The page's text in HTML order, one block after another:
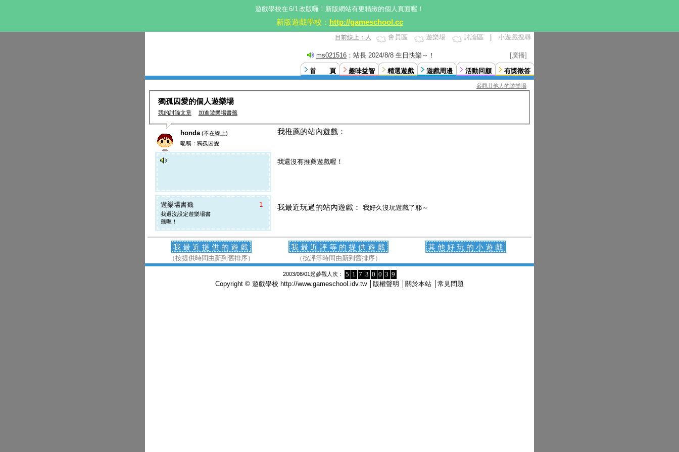
遊戲學校在 6/1改版囉！新版網站有更精緻的個人頁面喔！
新版遊戲學校： http://gameschool.cc
目前線上：人 會員區 遊樂場 討論區 小遊戲搜尋
ms021516 ：站長 2024/8/8 生日快樂～！ [廣播]
首 頁 趣味益智 精選遊戲 遊戲周邊 活動回顧 有獎徵答
參觀其他人的遊樂場
獨孤囚愛的個人遊樂場
我的討論文章 加進遊樂場書籤
honda (不在線上)
暱稱：獨孤囚愛
遊樂場書籤 1
我還沒設定遊樂場書
籤喔！
我推薦的站內遊戲：
我還沒有推薦遊戲喔！
我最近玩過的站內遊戲： 我好久沒玩遊戲了耶～
我最近提供的遊戲
（按提供時間由新到舊排序）
我最近評等的提供遊戲
（按評等時間由新到舊排序）
其他好玩的小遊戲
2003/08/01起參觀人次： 5 1 7 3 0 0 3 9
Copyright © 遊戲學校 http://www.gameschool.idv.tw│ 版權聲明 關於本站 常見問題